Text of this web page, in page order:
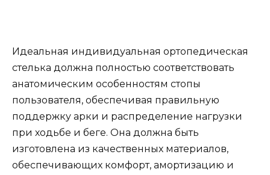
Идеальная индивидуальная ортопедическая
стелька должна полностью соответствовать
анатомическим особенностям стопы
пользователя, обеспечивая правильную
поддержку арки и распределение нагрузки
при ходьбе и беге. Она должна быть
изготовлена из качественных материалов,
обеспечивающих комфорт, амортизацию и